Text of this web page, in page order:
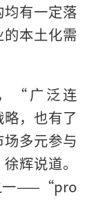
均有一定落
本土化需
“广泛连
，也有了
多元参与
辉说道。
一——“pro